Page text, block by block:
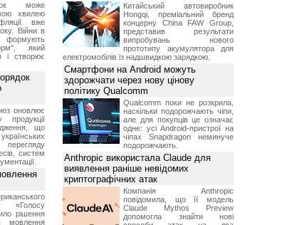
може
хвилею
вже
Війни в
формують
який
і створює
оновлює
продукції
що
систем
«Голосу
рішення
мовлення
Китайський автовиробник
Hongqi, преміальний бренд
концерну China FAW Group,
представив результати
випробувань нового
прототипу акумулятора для
електромобілів із надшвидкою зарядкою.
Смартфони на Android можуть
здорожчати через нову цінову
політику Qualcomm
Qualcomm поки не розкрила,
наскільки подорожчають чіпи,
але для покупців це означає
одне: усі Android-пристрої на
чіпах Snapdragon неминуче
подорожчають.
Anthropic використала Claude для
виявлення раніше невідомих
криптографічних атак
Компанія Anthropic
повідомила, що її модель
Claude Mythos Preview
допомогла знайти нові